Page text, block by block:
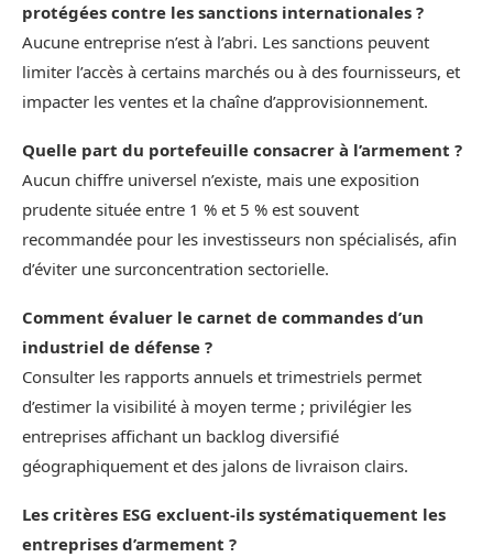
protégées contre les sanctions internationales ?
Aucune entreprise n’est à l’abri. Les sanctions peuvent
limiter l’accès à certains marchés ou à des fournisseurs, et
impacter les ventes et la chaîne d’approvisionnement.
Quelle part du portefeuille consacrer à l’armement ?
Aucun chiffre universel n’existe, mais une exposition
prudente située entre 1 % et 5 % est souvent
recommandée pour les investisseurs non spécialisés, afin
d’éviter une surconcentration sectorielle.
Comment évaluer le carnet de commandes d’un
industriel de défense ?
Consulter les rapports annuels et trimestriels permet
d’estimer la visibilité à moyen terme ; privilégier les
entreprises affichant un backlog diversifié
géographiquement et des jalons de livraison clairs.
Les critères ESG excluent-ils systématiquement les
entreprises d’armement ?